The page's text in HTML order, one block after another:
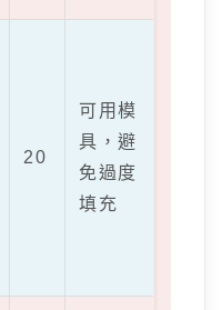
20
可用模
具，避
免過度
填充